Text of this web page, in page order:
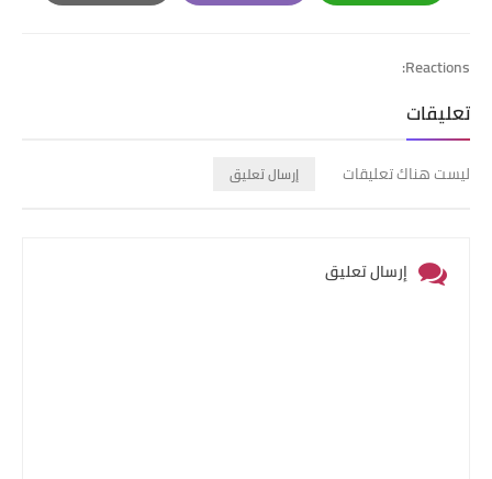
Whatsapp
Email
Print
Reactions:
تعليقات
ليست هناك تعليقات إرسال تعليق
إرسال تعليق